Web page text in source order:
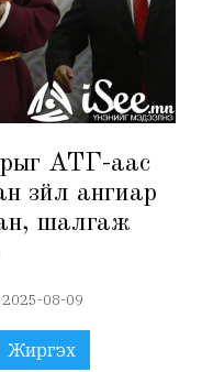
АТГ-аас
зүйл ангиар
шалгаж
2025-08-09
Жиргэх